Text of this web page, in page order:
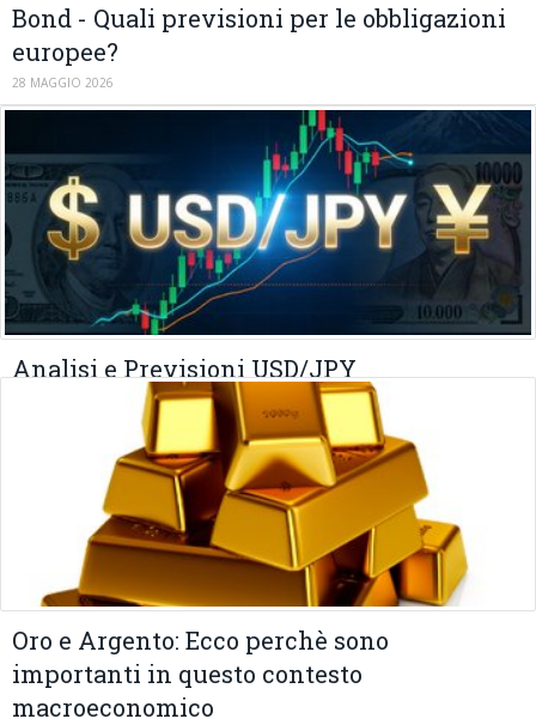
Bond - Quali previsioni per le obbligazioni
europee?
28 MAGGIO 2026
Analisi e Previsioni USD/JPY
Oro e Argento: Ecco perchè sono
importanti in questo contesto
macroeconomico